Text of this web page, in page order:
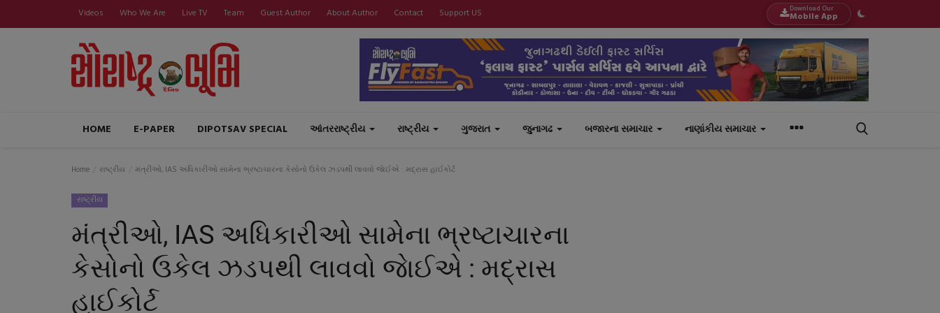
Videos Who We Are Live TV Team Guest Author About Author Contact Support US Download Our
Mobile App
HOME E-PAPER DIPOTSAV SPECIAL આંતરરાષ્ટ્રીય રાષ્ટ્રીય ગુજરાત જુનાગઢ બજારના સમાચાર નાણાંકીય સમાચાર
Home રાષ્ટ્રીય મંત્રીઓ, IAS અધિકારીઓ સામેના ભ્રષ્ટાચારના કેસોનો ઉકેલ ઝડપથી લાવવો જાેઈએ : મદ્રાસ હાઈકોર્ટ
રાષ્ટ્રીય
મંત્રીઓ, IAS અધિકારીઓ સામેના ભ્રષ્ટાચારના
કેસોનો ઉકેલ ઝડપથી લાવવો જાેઈએ : મદ્રાસ
હાઈકોર્ટ